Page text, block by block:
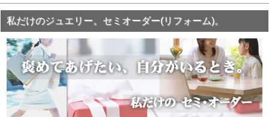
▲白い背景で撮影しました。
私だけのジュエリー。セミオーダー(リフォーム)。